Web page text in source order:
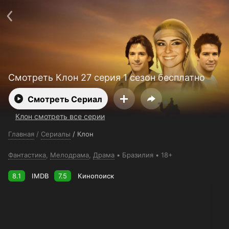
Смотреть Клон 27 серия 1 сезон бесплатно
Смотреть Сериал
Клон смотреть все серии
Главная / Сериалы / Клон
Фантастика Мелодрама Драма Бразилия 18+
8.1 IMDB 7.5 Кинопоиск
Пользовательское соглашение
Для партнёров
Ввести промокод
Бесплатные каналы Контакты